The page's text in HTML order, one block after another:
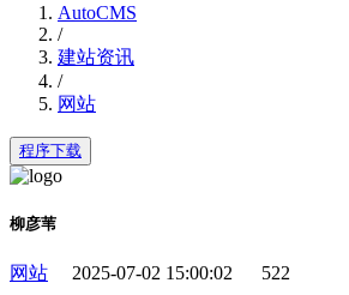
AutoCMS
/
建站资讯
/
网站
程序下载
柳彦苇
网站 2025-07-02 15:00:02 522